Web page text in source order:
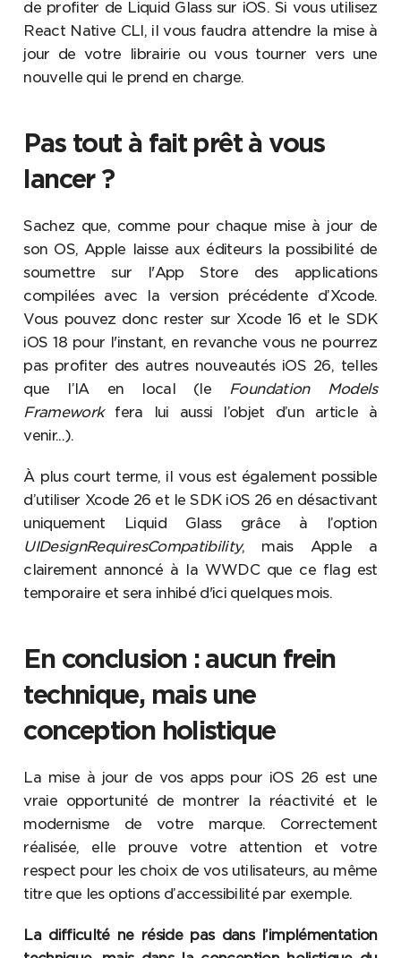
de profiter de Liquid Glass sur iOS. Si vous utilisez
React Native CLI, il vous faudra attendre la mise à
jour de votre librairie ou vous tourner vers une
nouvelle qui le prend en charge.
Pas tout à fait prêt à vous
lancer ?
Sachez que, comme pour chaque mise à jour de
son OS, Apple laisse aux éditeurs la possibilité de
soumettre sur l'App Store des applications
compilées avec la version précédente d’Xcode.
Vous pouvez donc rester sur Xcode 16 et le SDK
iOS 18 pour l'instant, en revanche vous ne pourrez
pas profiter des autres nouveautés iOS 26, telles
que l’IA en local (le Foundation Models
Frameworkfera lui aussi l’objet d’un article à
venir...).
À plus court terme, il vous est également possible
d’utiliser Xcode 26 et le SDK iOS 26 en désactivant
uniquement Liquid Glass grâce à l’option
UIDesignRequiresCompatibility, mais Apple a
clairement annoncé à la WWDC que ce flag est
temporaire et sera inhibé d'ici quelques mois.
En conclusion : aucun frein
technique, mais une
conception holistique
La mise à jour de vos apps pour iOS 26 est une
vraie opportunité de montrer la réactivité et le
modernisme de votre marque. Correctement
réalisée, elle prouve votre attention et votre
respect pour les choix de vos utilisateurs, au même
titre que les options d’accessibilité par exemple.
La difficulté ne réside pas dans l’implémentation